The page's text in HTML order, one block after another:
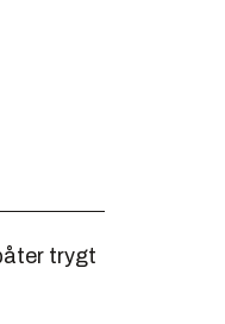
trygt